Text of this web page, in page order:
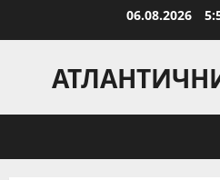
06.08.2026